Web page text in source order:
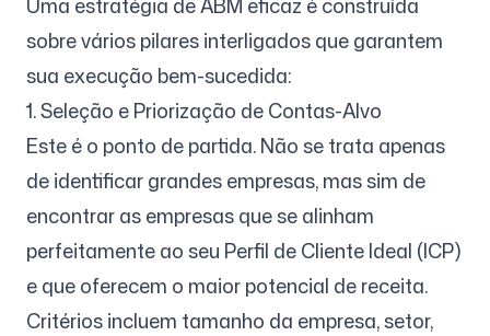
sobre vários pilares interligados que garantem
sua execução bem-sucedida:
1. Seleção e Priorização de Contas-Alvo
Este é o ponto de partida. Não se trata apenas
de identificar grandes empresas, mas sim de
encontrar as empresas que se alinham
perfeitamente ao seu Perfil de Cliente Ideal (ICP)
e que oferecem o maior potencial de receita.
Critérios incluem tamanho da empresa, setor,